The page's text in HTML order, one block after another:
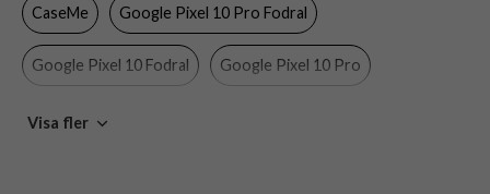
Färg
Konstläder, Mjukplast (TPU)
CaseMe Google Pixel 10 Pro Fodral
Google Pixel 10 Fodral Google Pixel 10 Pro
Google Pixel 10
Visa fler